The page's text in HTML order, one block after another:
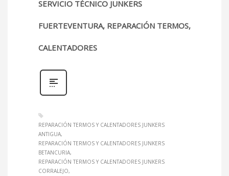
SERVICIO TÉCNICO JUNKERS
FUERTEVENTURA, REPARACIÓN TERMOS,
CALENTADORES
REPARACIÓN TERMOS Y CALENTADORES JUNKERS
ANTIGUA
REPARACIÓN TERMOS Y CALENTADORES JUNKERS
BETANCURIA
REPARACIÓN TERMOS Y CALENTADORES JUNKERS
CORRALEJO